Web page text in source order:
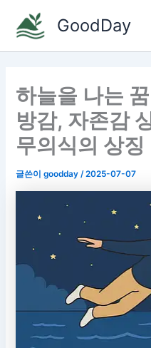
GoodDay
하늘을 나는
방감, 자존감
무의식의 상징
글쓴이goodday/2025-07-07